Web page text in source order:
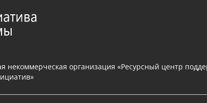
некоммерческая организация «Ресурсный центр